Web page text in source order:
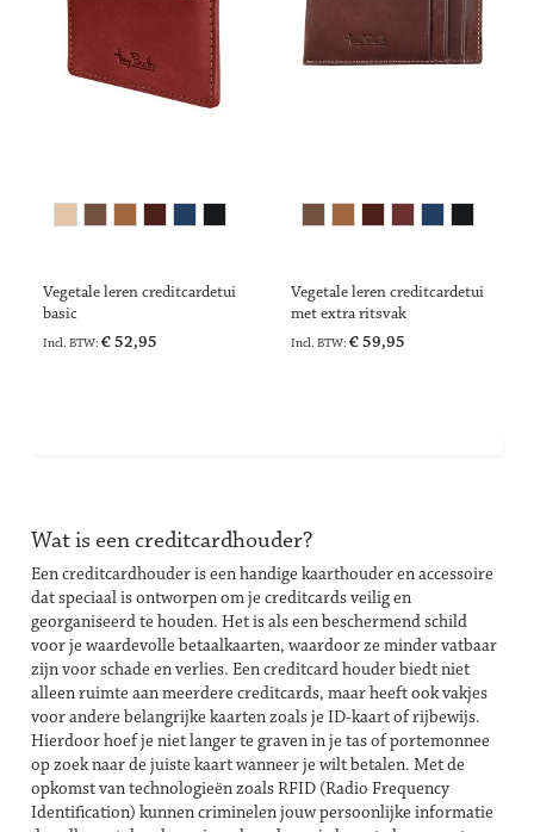
Vegetale leren creditcardetui
basic
€ 52,95
Vegetale leren creditcardetui
met extra ritsvak
€ 59,95
Wat is een creditcardhouder?
Een creditcardhouder is een handigekaarthouder en accessoire
dat speciaal is ontworpen om je creditcards veilig en
georganiseerd te houden. Het is als een beschermend schild
voor je waardevolle betaalkaarten, waardoor ze minder vatbaar
zijn voor schade en verlies. Een creditcard houder biedt niet
alleen ruimte aan meerdere creditcards, maar heeft ook vakjes
voor andere belangrijke kaarten zoals je ID-kaart of rijbewijs.
Hierdoor hoef je niet langer te graven in je tas of portemonnee
op zoek naar de juiste kaart wanneer je wilt betalen. Met de
opkomst van technologieën zoals RFID (Radio Frequency
Identification) kunnen criminelen jouw persoonlijke informatie